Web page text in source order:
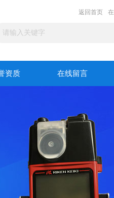
返回首页
资质 在线留言